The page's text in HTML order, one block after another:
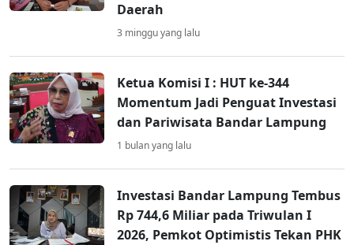
Daerah
3 minggu yang lalu
Ketua Komisi I : HUT ke-344
Momentum Jadi Penguat Investasi
dan Pariwisata Bandar Lampung
1 bulan yang lalu
Investasi Bandar Lampung Tembus
Rp 744,6 Miliar pada Triwulan I
2026, Pemkot Optimistis Tekan PHK